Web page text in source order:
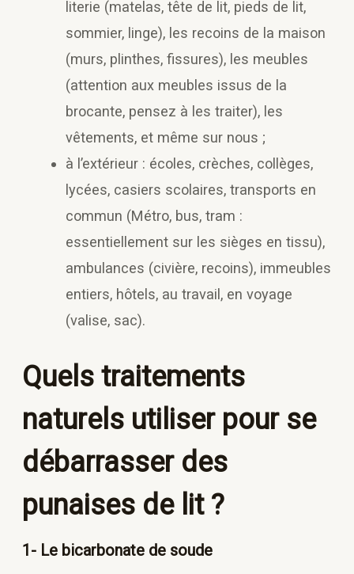
literie (matelas, tête de lit, pieds de lit,
sommier, linge), les recoins de la maison
(murs, plinthes, fissures), les meubles
(attention aux meubles issus de la
brocante, pensez à les traiter), les
vêtements, et même sur nous ;
à l’extérieur : écoles, crèches, collèges,
lycées, casiers scolaires, transports en
commun (Métro, bus, tram :
essentiellement sur les sièges en tissu),
ambulances (civière, recoins), immeubles
entiers, hôtels, au travail, en voyage
(valise, sac).
Quels traitements
naturels utiliser pour se
débarrasser des
punaises de lit ?
1- Le bicarbonate de soude